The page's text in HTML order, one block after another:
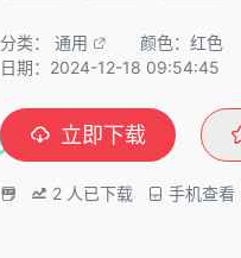
分类： 通用 颜色：红色
日期：2024-12-18 09:54:45
立即下载
2 人已下载 手机查看